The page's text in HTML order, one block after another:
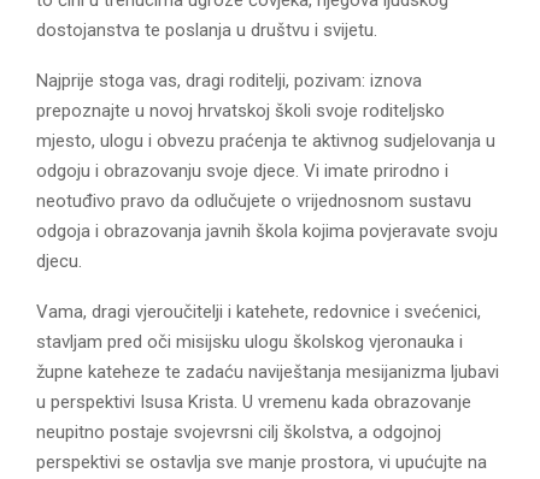
dostojanstva te poslanja u društvu i svijetu.
Najprije stoga vas, dragi roditelji, pozivam: iznova
prepoznajte u novoj hrvatskoj školi svoje roditeljsko
mjesto, ulogu i obvezu praćenja te aktivnog sudjelovanja u
odgoju i obrazovanju svoje djece. Vi imate prirodno i
neotuđivo pravo da odlučujete o vrijednosnom sustavu
odgoja i obrazovanja javnih škola kojima povjeravate svoju
djecu.
Vama, dragi vjeroučitelji i katehete, redovnice i svećenici,
stavljam pred oči misijsku ulogu školskog vjeronauka i
župne kateheze te zadaću naviještanja mesijanizma ljubavi
u perspektivi Isusa Krista. U vremenu kada obrazovanje
neupitno postaje svojevrsni cilj školstva, a odgojnoj
perspektivi se ostavlja sve manje prostora, vi upućujte na